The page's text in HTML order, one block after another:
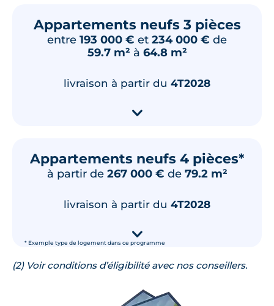
Lot114
TVA 20% 150 000 €
🗞 📞
40.60 m²
1er
Surface annexe
Balcon
Est
Appartements neufs 3 pièces
entre 193 000 € et 234 000 € de
59.7 m² à 64.8 m²
livraison à partir du 4T2028
▾
Appartements neufs 4 pièces*
à partir de 267 000 € de 79.2 m²
* Exemple type de logement dans ce programme
livraison à partir du 4T2028
▾
(2) Voir conditions d’éligibilité avec nos conseillers.